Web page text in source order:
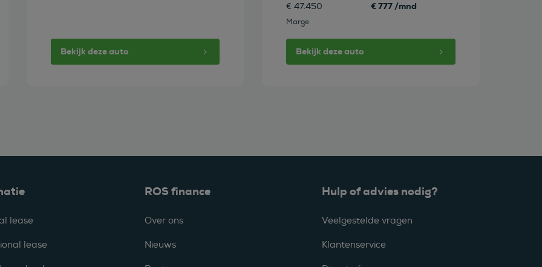
Bekijk deze auto
€ 47.450
Marge
€ 777 /mnd
Bekijk deze auto
lease
lease
ROS finance
Over ons
Nieuws
Hulp of advies nodig?
Veelgestelde vragen
Klantenservice